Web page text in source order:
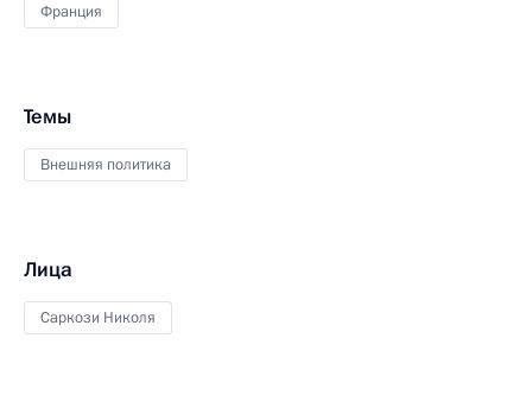
Франция
Темы
Внешняя политика
Лица
Саркози Николя